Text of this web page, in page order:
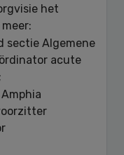
het
sectie Algemene
acute